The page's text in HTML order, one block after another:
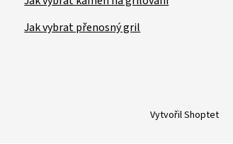
Jak vybrat přenosný gril
Vytvořil Shoptet